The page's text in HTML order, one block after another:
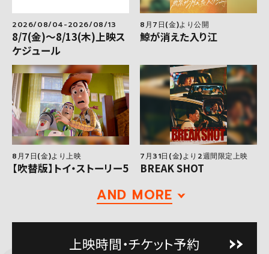
2026/08/04-2026/08/13
8/7(金)～8/13(木)上映ス
ケジュール
8月7日(金)より公開
鯨が消えた入り江
8月7日(金)より上映
【吹替版】トイ・ストーリー5
7月31日(金)より2週間限定上映
BREAK SHOT
AND MORE
上映時間・チケット予約